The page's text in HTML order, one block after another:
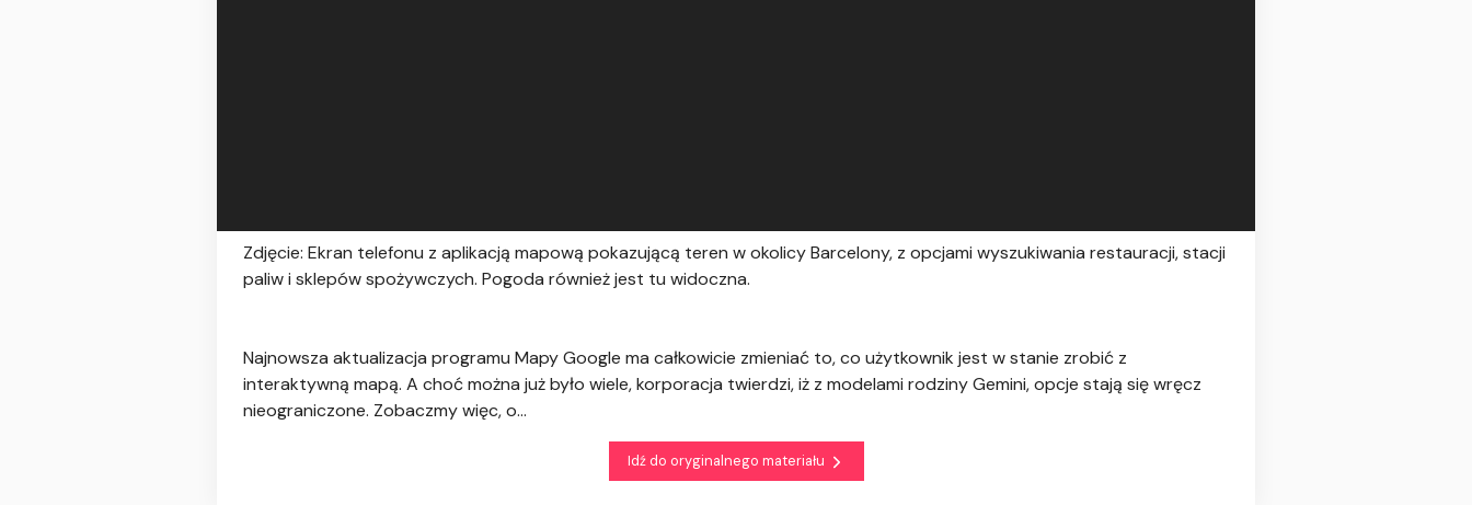
Zdjęcie: Ekran telefonu z aplikacją mapową pokazującą teren w okolicy Barcelony, z opcjami wyszukiwania restauracji, stacji
paliw i sklepów spożywczych. Pogoda również jest tu widoczna.
Najnowsza aktualizacja programu Mapy Google ma całkowicie zmieniać to, co użytkownik jest w stanie zrobić z
interaktywną mapą. A choć można już było wiele, korporacja twierdzi, iż z modelami rodziny Gemini, opcje stają się wręcz
nieograniczone. Zobaczmy więc, o...
Idź do oryginalnego materiału